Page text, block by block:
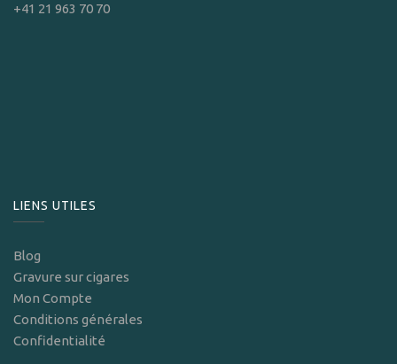
+41 21 963 70 70
LIENS UTILES
Blog
Gravure sur cigares
Mon Compte
Conditions générales
Confidentialité